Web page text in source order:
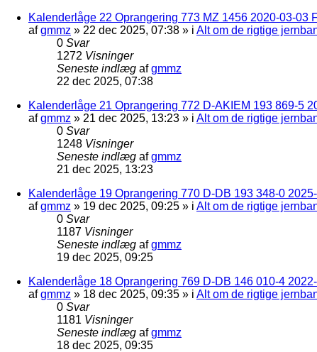
Kalenderlåge 22 Oprangering 773 MZ 1456 2020-03-03
afgmmz » 22 dec 2025, 07:38 » i Alt om de rigtige
0 Svar
1272 Visninger
Seneste indlæg afgmmz
22 dec 2025, 07:38
Kalenderlåge 21 Oprangering 772 D-AKIEM 193 869-5
afgmmz » 21 dec 2025, 13:23 » i Alt om de rigtige
0 Svar
1248 Visninger
Seneste indlæg afgmmz
21 dec 2025, 13:23
Kalenderlåge 19 Oprangering 770 D-DB 193 348-0
afgmmz » 19 dec 2025, 09:25 » i Alt om de rigtige
0 Svar
1187 Visninger
Seneste indlæg afgmmz
19 dec 2025, 09:25
Kalenderlåge 18 Oprangering 769 D-DB 146 010-4
afgmmz » 18 dec 2025, 09:35 » i Alt om de rigtige
0 Svar
1181 Visninger
Seneste indlæg afgmmz
18 dec 2025, 09:35